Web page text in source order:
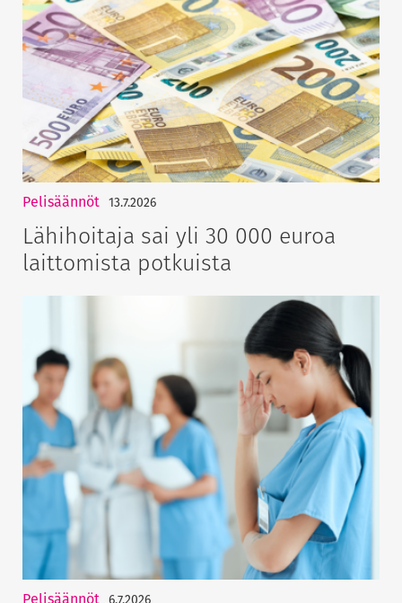
Pelisäännöt 13.7.2026
Lähihoitaja sai yli 30 000 euroa
laittomista potkuista
6.7.2026